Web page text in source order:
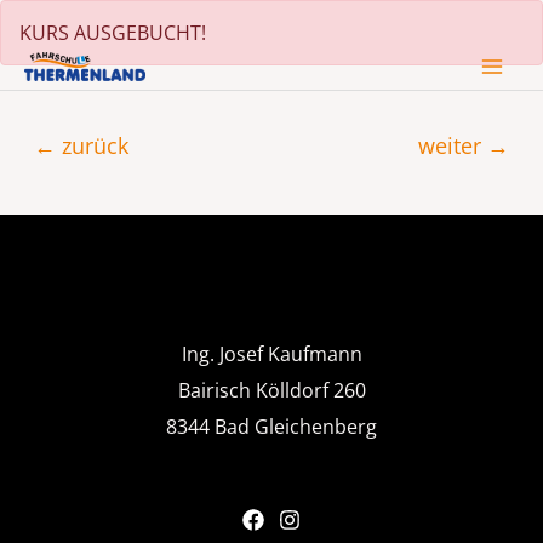
Inhalt
springen
KURS AUSGEBUCHT!
Beitragsnavigation
← zurück weiter →
Ing. Josef Kaufmann
Bairisch Kölldorf 260
8344 Bad Gleichenberg